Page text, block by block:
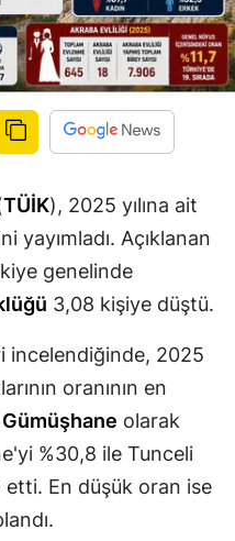
Gaziantep
Giresun
Gümüşhane
Hatay
Isparta
Mersin
İstanbul
İzmir
Kastamonu
Kayseri
TÜİK), 2025 yılına ait
yayımladı. Açıklanan
genelinde
3,08 kişiye düştü.
incelendiğinde, 2025
oranının en
Gümüşhane olarak
%30,8 ile Tunceli
En düşük oran ise